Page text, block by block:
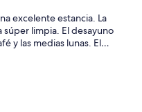
$877
por
persona
excelente estancia. La
limpia. El desayuno
y las medias lunas. El
en todo momento.
recomendado para